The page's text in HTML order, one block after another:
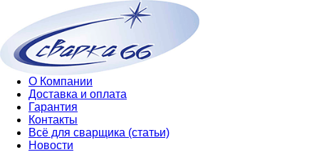
О Компании
Доставка и оплата
Гарантия
Контакты
Всё для сварщика (статьи)
Новости